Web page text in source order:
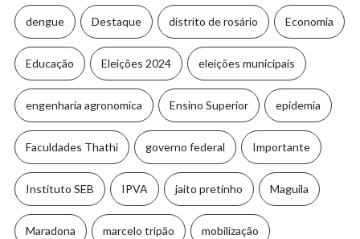
dengue Destaque distrito de rosário Economia
Educação Eleições 2024 eleições municipais
engenharia agronomica Ensino Superior epidemia
Faculdades Thathi governo federal Importante
Instituto SEB IPVA jaito pretinho Maguila
Maradona marcelo tripão mobilização